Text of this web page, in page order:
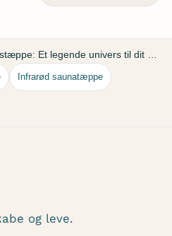
Infrarød saunatæppe
og leve.